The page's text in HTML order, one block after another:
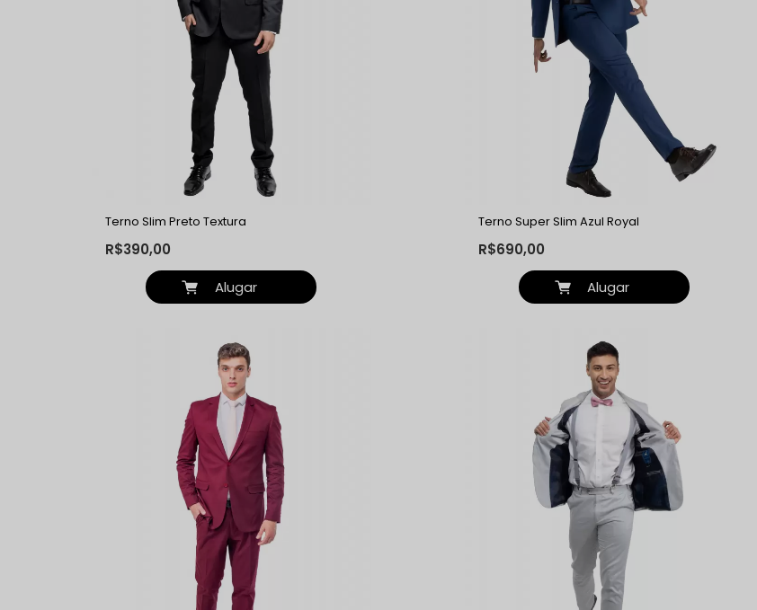
Terno Slim Preto Textura
R$390,00
Alugar
Terno Super Slim Azul Royal
R$690,00
Alugar